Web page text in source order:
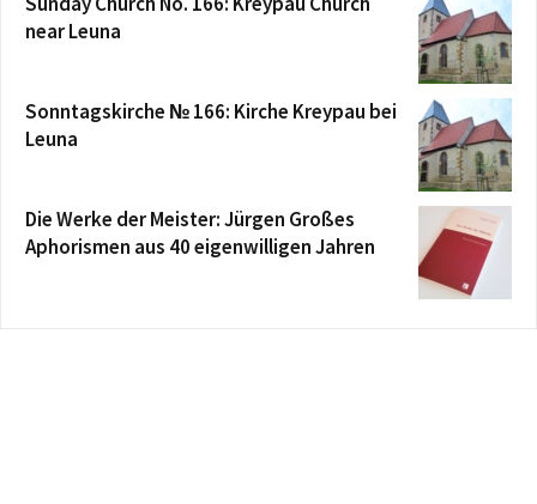
near Leuna
Sonntagskirche № 166: Kirche Kreypau bei
Leuna
Die Werke der Meister: Jürgen Großes
Aphorismen aus 40 eigenwilligen Jahren